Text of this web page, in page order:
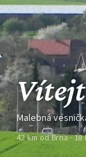
Malebná
42 km od Brna ·